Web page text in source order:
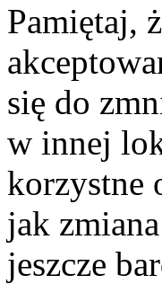
Pamiętaj,
się do
w innej
korzystne
jak
jeszcze